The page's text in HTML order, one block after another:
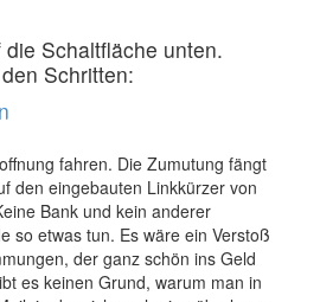
Schaltfläche unten.
Schritten:
fahren. Die Zumutung fängt
den eingebauten Linkkürzer von
Bank und kein anderer
so etwas tun. Es wäre ein Verstoß
der ganz schön ins Geld
es keinen Grund, warum man in